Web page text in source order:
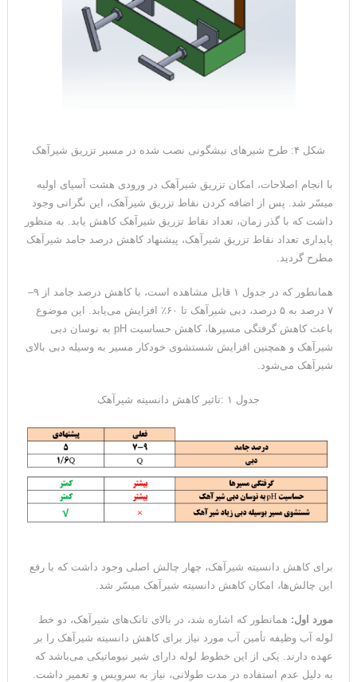
شکل ۴: طرح شیرهای نیشگونی نصب شده در مسیر تزریق شیرآهک
با انجام اصلاحات، امکان تزریق شیرآهک در ورودی هشت آسیای اولیه
میسّر شد. پس از اضافه کردن نقاط تزریق شیرآهک، این نگرانی وجود
داشت که با گذر زمان، تعداد نقاط تزریق شیرآهک کاهش یابد. به منظور
پایداری تعداد نقاط تزریق شیرآهک، پیشنهاد کاهش درصد جامد شیرآهک
مطرح گردید.
همانطور که در جدول ۱ قابل مشاهده است، با کاهش درصد جامد از ۹–
۷ درصد به ۵ درصد، دبی شیرآهک تا ۶۰٪ افزایش می‌یابد. این موضوع
باعث کاهش گرفتگی مسیرها، کاهش حساسیت pH به نوسان دبی
شیرآهک و همچنین افزایش شستشوی خودکار مسیر به وسیله دبی بالای
شیرآهک می‌شود.
جدول ۱ :تاثیر کاهش دانسیته شیرآهک
برای کاهش دانسیته شیرآهک، چهار چالش اصلی وجود داشت که با رفع
این چالش‌ها، امکان کاهش دانسیته شیرآهک میسّر شد.
مورد اول: همانطور که اشاره شد، در بالای تانک‌های شیرآهک، دو خط
لوله آب وظیفه تأمین آب مورد نیاز برای کاهش دانسیته شیرآهک را بر
عهده دارند. یکی از این خطوط لوله دارای شیر نیوماتیکی می‌باشد که
به دلیل عدم استفاده در مدت طولانی، نیاز به سرویس و تعمیر داشت.